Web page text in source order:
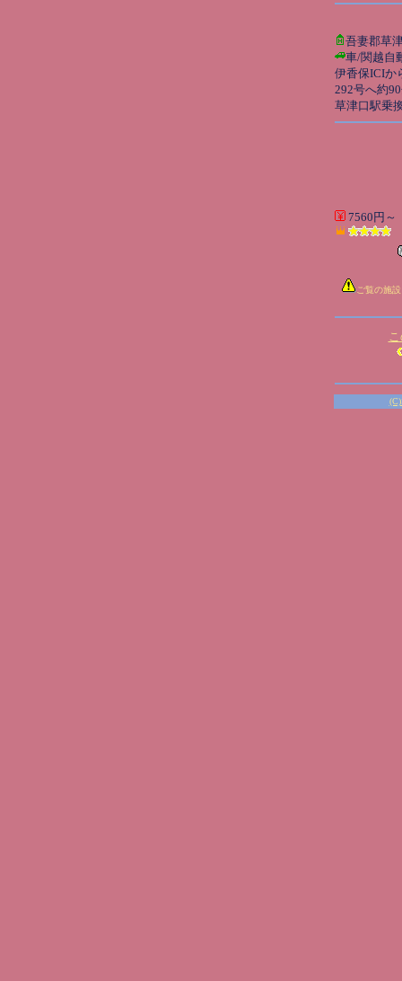
吾妻郡草
車/関越自
伊香保ICIか
292号へ約
草津口駅乗
7560円～
ご覧の施